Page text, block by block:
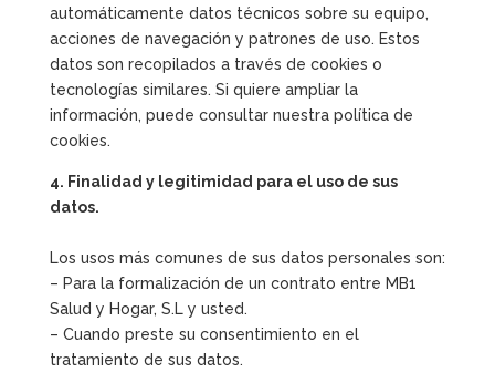
automáticamente datos técnicos sobre su equipo,
acciones de navegación y patrones de uso. Estos
datos son recopilados a través de cookies o
tecnologías similares. Si quiere ampliar la
información, puede consultar nuestra política de
cookies.
4. Finalidad y legitimidad para el uso de sus
datos.
Los usos más comunes de sus datos personales son:
– Para la formalización de un contrato entre MB1
Salud y Hogar, S.L y usted.
– Cuando preste su consentimiento en el
tratamiento de sus datos.